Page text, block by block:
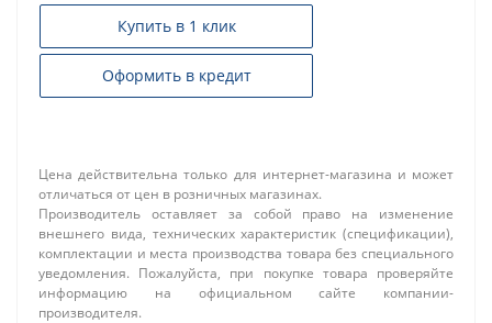
Купить в 1 клик
Оформить в кредит
Цена действительна только для интернет-магазина и может
отличаться от цен в розничных магазинах.
Производитель оставляет за собой право на изменение
внешнего вида, технических характеристик (спецификации),
комплектации и места производства товара без специального
уведомления. Пожалуйста, при покупке товара проверяйте
информацию на официальном сайте компании-
производителя.